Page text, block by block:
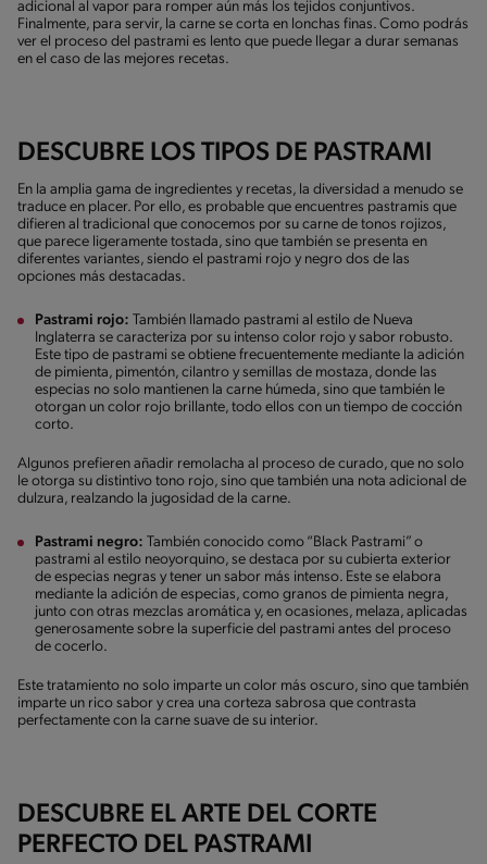
adicional al vapor para romper aún más los tejidos conjuntivos.
Finalmente, para servir, la carne se corta en lonchas finas. Como podrás
ver el proceso del pastrami es lento que puede llegar a durar semanas
en el caso de las mejores recetas.
DESCUBRE LOS TIPOS DE PASTRAMI
En la amplia gama de ingredientes y recetas, la diversidad a menudo se
traduce en placer. Por ello, es probable que encuentres pastramis que
difieren al tradicional que conocemos por su carne de tonos rojizos,
que parece ligeramente tostada, sino que también se presenta en
diferentes variantes, siendo el pastrami rojo y negro dos de las
opciones más destacadas.
Pastrami rojo: También llamado pastrami al estilo de Nueva
Inglaterra se caracteriza por su intenso color rojo y sabor robusto.
Este tipo de pastrami se obtiene frecuentemente mediante la adición
de pimienta, pimentón, cilantro y semillas de mostaza, donde las
especias no solo mantienen la carne húmeda, sino que también le
otorgan un color rojo brillante, todo ellos con un tiempo de cocción
corto.
Algunos prefieren añadir remolacha al proceso de curado, que no solo
le otorga su distintivo tono rojo, sino que también una nota adicional de
dulzura, realzando la jugosidad de la carne.
Pastrami negro: También conocido como “Black Pastrami” o
pastrami al estilo neoyorquino, se destaca por su cubierta exterior
de especias negras y tener un sabor más intenso. Este se elabora
mediante la adición de especias, como granos de pimienta negra,
junto con otras mezclas aromática y, en ocasiones, melaza, aplicadas
generosamente sobre la superficie del pastrami antes del proceso
de cocerlo.
Este tratamiento no solo imparte un color más oscuro, sino que también
imparte un rico sabor y crea una corteza sabrosa que contrasta
perfectamente con la carne suave de su interior.
DESCUBRE EL ARTE DEL CORTE
PERFECTO DEL PASTRAMI